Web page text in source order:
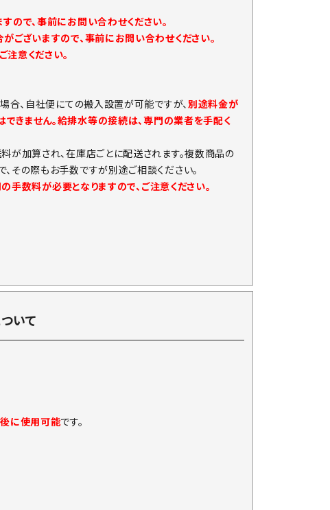
ので、事前にお問い合わせください。
ございますので、事前にお問い合わせください。
意ください。
合、自社便にての搬入設置が可能ですが、 別途料金が
できません。給排水等の接続は、専門の業者を手配く
が加算され、在庫店ごとに配送されます。複数商品の
その際もお手数ですが別途ご相談ください。
数料が必要となりますので、ご注意ください。
いて
後に使用可能です。